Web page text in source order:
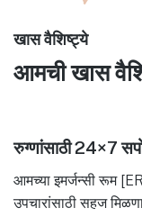
खास वैशिष्ट्ये
आमची खास
रुग्णांसाठी 24×7
आमच्या इमर्जन्सी रूम
उपचारांसाठी सहज